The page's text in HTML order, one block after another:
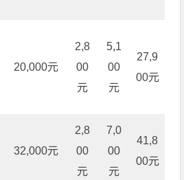
20,000元
2,8
00
元
5,1
00
元
27,9
00元
32,000元
2,8
00
元
7,0
00
元
41,8
00元